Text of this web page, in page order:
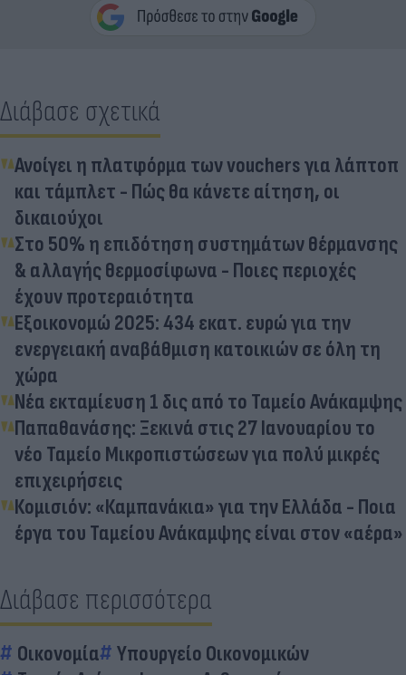
Διάβασε σχετικά
Ανοίγει η πλατφόρμα των vouchers για λάπτοπ
και τάμπλετ - Πώς θα κάνετε αίτηση, οι
δικαιούχοι
Στο 50% η επιδότηση συστημάτων θέρμανσης
& αλλαγής θερμοσίφωνα - Ποιες περιοχές
έχουν προτεραιότητα
Εξοικονομώ 2025: 434 εκατ. ευρώ για την
ενεργειακή αναβάθμιση κατοικιών σε όλη τη
χώρα
Νέα εκταμίευση 1 δις από το Ταμείο Ανάκαμψης
Παπαθανάσης: Ξεκινά στις 27 Ιανουαρίου το
νέο Ταμείο Μικροπιστώσεων για πολύ μικρές
επιχειρήσεις
Κομισιόν: «Καμπανάκια» για την Ελλάδα - Ποια
έργα του Ταμείου Ανάκαμψης είναι στον «αέρα»
Διάβασε περισσότερα
Οικονομία
Υπουργείο Οικονομικών